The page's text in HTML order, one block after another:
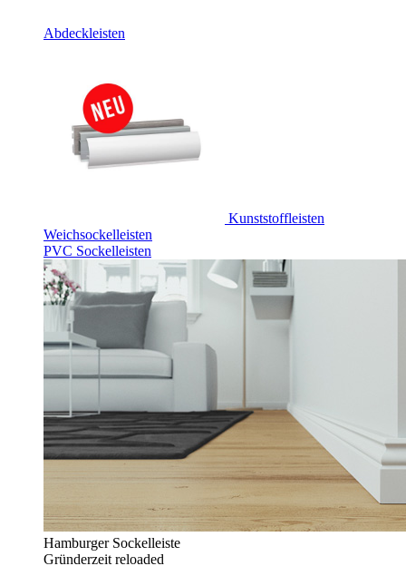
Abdeckleisten
Kunststoffleisten
Weichsockelleisten
PVC Sockelleisten
Hamburger Sockelleiste
Gründerzeit reloaded